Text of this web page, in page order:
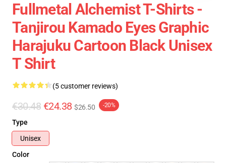
Fullmetal Alchemist T-Shirts -
Tanjirou Kamado Eyes Graphic
Harajuku Cartoon Black Unisex
T Shirt
(5 customer reviews)
€30.48 €24.38 $26.50 -20%
Type
Unisex
Color